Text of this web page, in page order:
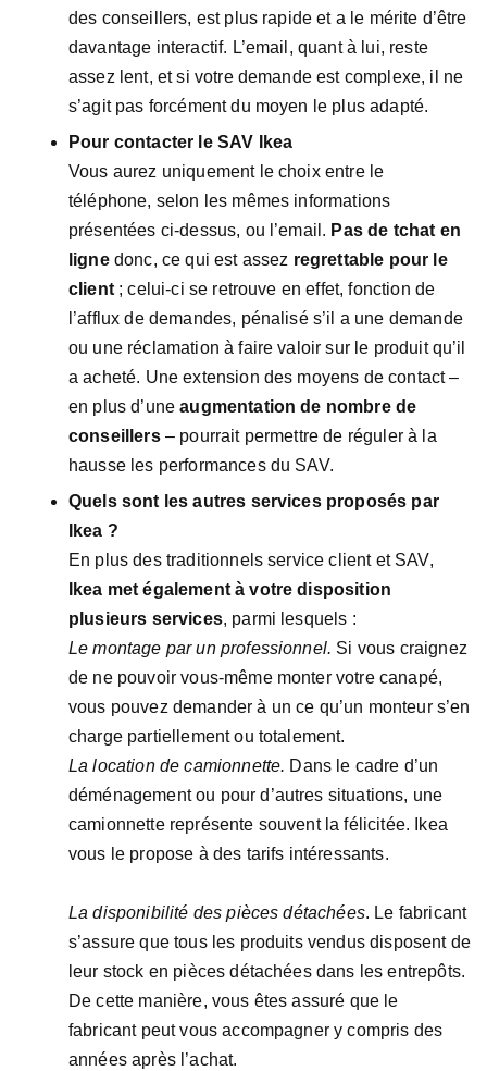
des conseillers, est plus rapide et a le mérite d’être
davantage interactif. L’email, quant à lui, reste
assez lent, et si votre demande est complexe, il ne
s’agit pas forcément du moyen le plus adapté.
Pour contacter le SAV Ikea
Vous aurez uniquement le choix entre le
téléphone, selon les mêmes informations
présentées ci-dessus, ou l’email. Pas de tchat en
lignedonc, ce qui est assez regrettable pour le
client; celui-ci se retrouve en effet, fonction de
l’afflux de demandes, pénalisé s’il a une demande
ou une réclamation à faire valoir sur le produit qu’il
a acheté. Une extension des moyens de contact –
en plus d’uneaugmentation de nombre de
conseillers– pourrait permettre de réguler à la
hausse les performances du SAV.
Quels sont les autres services proposés par
Ikea ?
En plus des traditionnels service client et SAV,
Ikea met également à votre disposition
plusieurs services, parmi lesquels :
Le montage par un professionnel. Si vous craignez
de ne pouvoir vous-même monter votre canapé,
vous pouvez demander à un ce qu’un monteur s’en
charge partiellement ou totalement.
La location de camionnette. Dans le cadre d’un
déménagement ou pour d’autres situations, une
camionnette représente souvent la félicitée. Ikea
vous le propose à des tarifs intéressants.
La disponibilité des pièces détachées. Le fabricant
s’assure que tous les produits vendus disposent de
leur stock en pièces détachées dans les entrepôts.
De cette manière, vous êtes assuré que le
fabricant peut vous accompagner y compris des
années après l’achat.